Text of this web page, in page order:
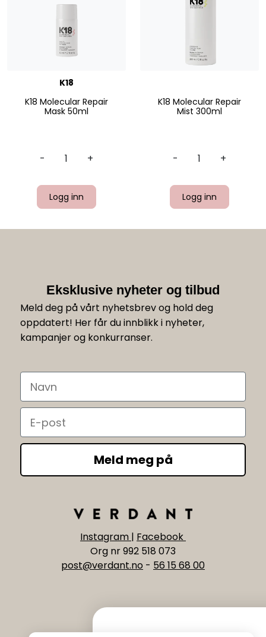
K18
K18 Molecular Repair
Mask 50ml
- +
Logg inn
K18 Molecular Repair
Mist 300ml
- +
Logg inn
Eksklusive nyheter og tilbud
Meld deg på vårt nyhetsbrev og hold deg
oppdatert! Her får du innblikk i nyheter,
kampanjer og konkurranser.
Navn
Email
Meld meg på
Instagram | Facebook
Org nr 992 518 073
post@verdant.no - 56 15 68 00